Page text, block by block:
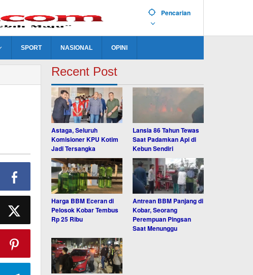
Pencarian
SPORT NASIONAL OPINI
Recent Post
Astaga, Seluruh
Komisioner KPU Kotim
Jadi Tersangka
Lansia 86 Tahun Tewas
Saat Padamkan Api di
Kebun Sendiri
Harga BBM Eceran di
Pelosok Kobar Tembus
Rp 25 Ribu
Antrean BBM Panjang di
Kobar, Seorang
Perempuan Pingsan
Saat Menunggu